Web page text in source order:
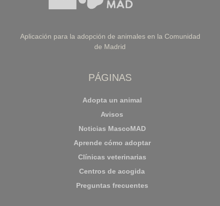
Aplicación para la adopción de animales en la Comunidad
de Madrid
PÁGINAS
Adopta un animal
Avisos
Noticias MascoMAD
Aprende cómo adoptar
Clínicas veterinarias
Centros de acogida
Preguntas frecuentes